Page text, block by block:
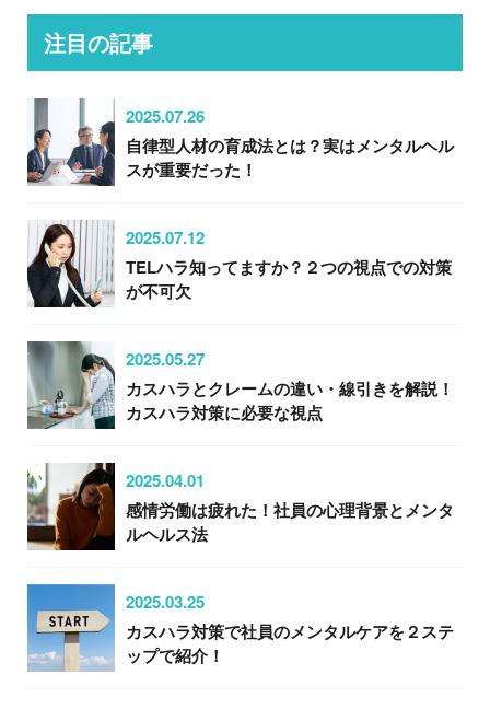
注目の記事
2025.07.26
自律型人材の育成法とは？実はメンタルヘル
スが重要だった！
2025.07.12
TELハラ知ってますか？２つの視点での対策
が不可欠
2025.05.27
カスハラとクレームの違い・線引きを解説！
カスハラ対策に必要な視点
2025.04.01
感情労働は疲れた！社員の心理背景とメンタ
ルヘルス法
2025.03.25
カスハラ対策で社員のメンタルケアを２ステ
ップで紹介！